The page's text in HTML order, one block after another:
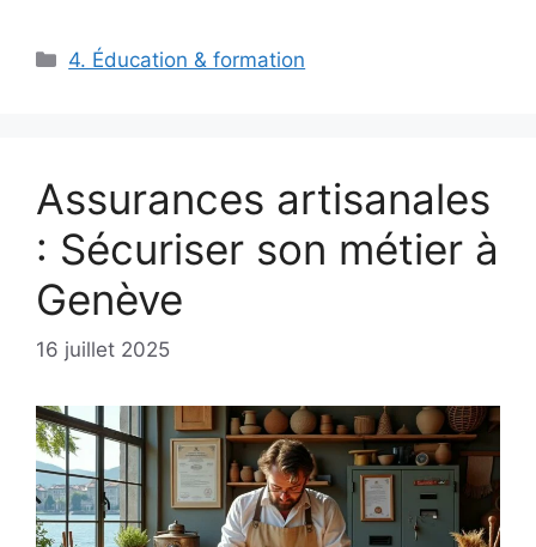
Catégories
4. Éducation & formation
Assurances artisanales
: Sécuriser son métier à
Genève
16 juillet 2025